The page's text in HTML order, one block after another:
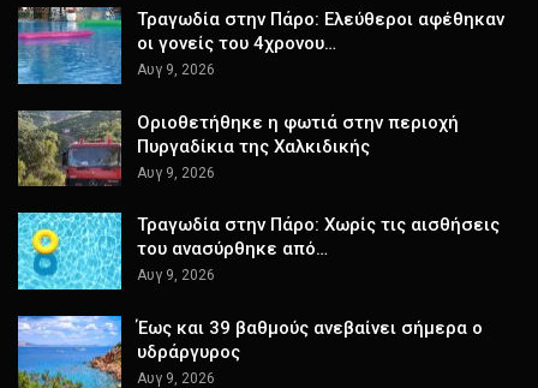
Τραγωδία στην Πάρο: Ελεύθεροι αφέθηκαν
οι γονείς του 4χρονου…
Αυγ 9, 2026
Οριοθετήθηκε η φωτιά στην περιοχή
Πυργαδίκια της Χαλκιδικής
Αυγ 9, 2026
Τραγωδία στην Πάρο: Χωρίς τις αισθήσεις
του ανασύρθηκε από…
Αυγ 9, 2026
Έως και 39 βαθμούς ανεβαίνει σήμερα ο
υδράργυρος
Αυγ 9, 2026